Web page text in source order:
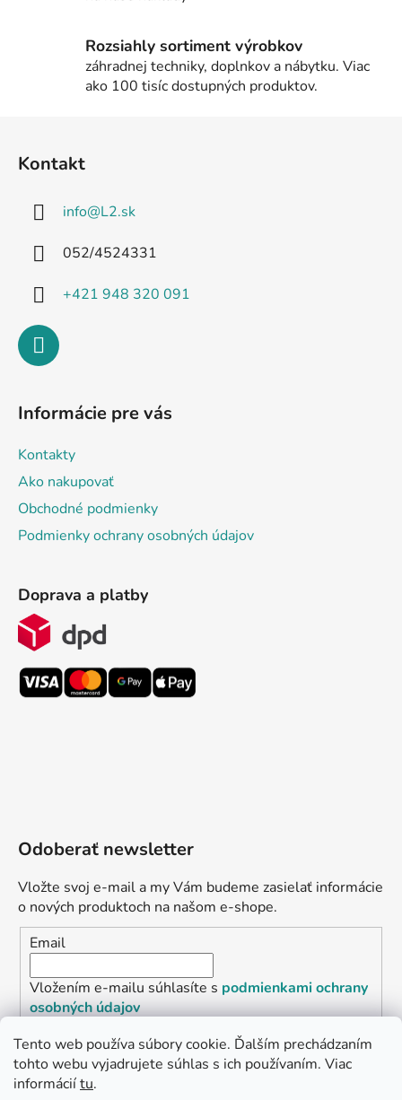
Tento web používa súbory cookie. Ďalším prechádzaním
tohto webu vyjadrujete súhlas s ich používaním. Viac
informáciítu.
i
s
u
Rozsiahly sortiment výrobkov
záhradnej techniky, doplnkov a nábytku. Viac
ako 100 tisíc dostupných produktov.
Kontakt
info@L2.sk
052/4524331
+421 948 320 091
Informácie pre vás
Kontakty
Ako nakupovať
Obchodné podmienky
Podmienky ochrany osobných údajov
Doprava a platby
Odoberať newsletter
Vložte svoj e-mail a my Vám budeme zasielať informácie
o nových produktoch na našom e-shope.
Email
Vložením e-mailu súhlasíte s podmienkami ochrany
osobných údajov
PRIHLÁSIŤ SA